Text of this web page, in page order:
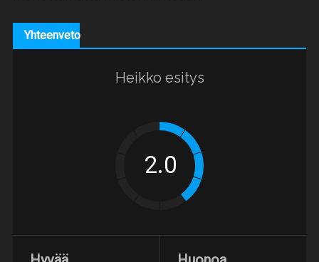
Yhteenveto
Heikko esitys